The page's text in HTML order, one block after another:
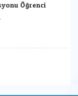
Öğrenci